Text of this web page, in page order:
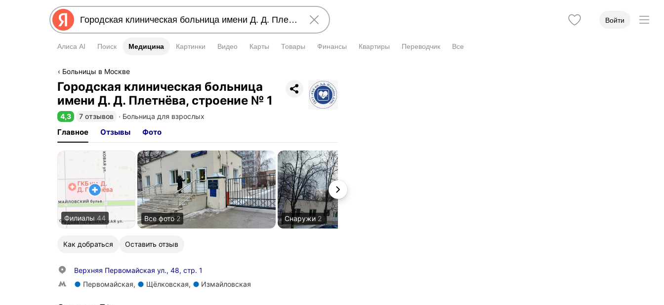
Войти
Алиса AI Поиск Медицина
Медицина Картинки Видео Карты Товары Финансы Квартиры Переводчик Все
Больницы в Москве
Городская клиническая больница
имени Д. Д. Плетнёва, строение № 1
Рейтинг 4,3 из 5
4,3 7 отзывов ∙ Больница для взрослых
Главное Отзывы Фото
Филиалы 44 Все фото2 Снаружи 2
Как добраться Оставить отзыв
Верхняя Первомайская ул., 48, стр. 1
Метро Первомайская
Первомайская,
Щёлковская,
Измайловская